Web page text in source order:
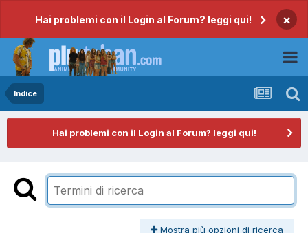
Hai problemi con il Login al Forum? leggi qui! ×
Indice
Hai problemi con il Login al Forum? leggi qui!
Mostra più opzioni di ricerca